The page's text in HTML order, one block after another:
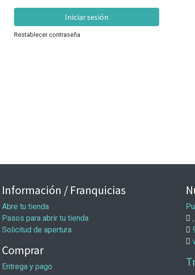
Iniciar sesión
Restablecer contraseña
Información / Franquicias
Abre tu tienda
Pasos para abrir tu tienda
Solicitud de apertura
Comprar
Entrega y pago